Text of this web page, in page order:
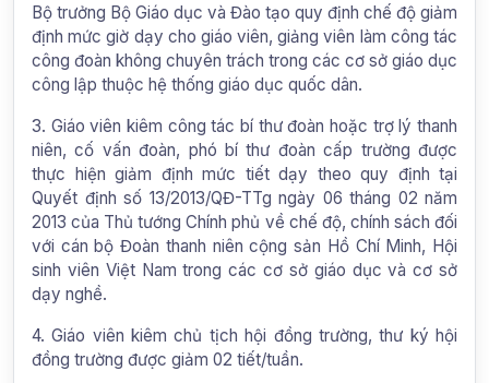
Bộ trưởng Bộ Giáo dục và Đào tạo quy định chế độ giảm
định mức giờ dạy cho giáo viên, giảng viên làm công tác
công đoàn không chuyên trách trong các cơ sở giáo dục
công lập thuộc hệ thống giáo dục quốc dân.
3. Giáo viên kiêm công tác bí thư đoàn hoặc trợ lý thanh
niên, cố vấn đoàn, phó bí thư đoàn cấp trường được
thực hiện giảm định mức tiết dạy theo quy định tại
Quyết định số 13/2013/QĐ-TTg ngày 06 tháng 02 năm
2013 của Thủ tướng Chính phủ về chế độ, chính sách đối
với cán bộ Đoàn thanh niên cộng sản Hồ Chí Minh, Hội
sinh viên Việt Nam trong các cơ sở giáo dục và cơ sở
dạy nghề.
4. Giáo viên kiêm chủ tịch hội đồng trường, thư ký hội
đồng trường được giảm 02 tiết/tuần.